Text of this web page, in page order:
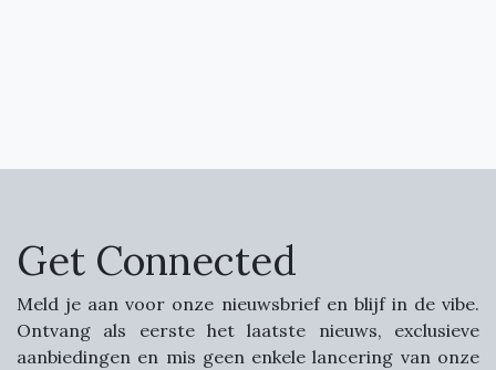
Get Connected
Meld je aan voor onze nieuwsbrief en blijf in de vibe.
Ontvang als eerste het laatste nieuws, exclusieve
aanbiedingen en mis geen enkele lancering van onze